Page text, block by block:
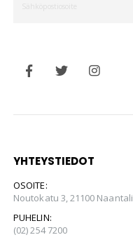
YHTEYSTIEDOT
OSOITE:
Noutokatu 3, 21100 Naantali
PUHELIN:
(02) 254 7200